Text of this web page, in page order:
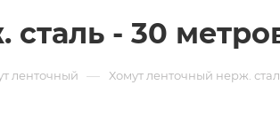
- 30
ленточный — Хомут ленточный нерж.